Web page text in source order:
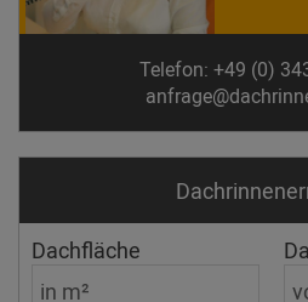
Telefon: +49 (0)
Dachfläche